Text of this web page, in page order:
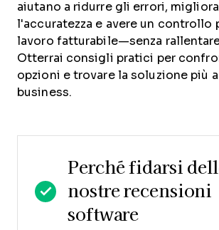
aiutano a ridurre gli errori,
l'accuratezza e avere un controllo
lavoro fatturabile—senza
Otterrai consigli pratici per
opzioni e trovare la soluzione più
business.
Perché fidarsi
nostre recensioni
software